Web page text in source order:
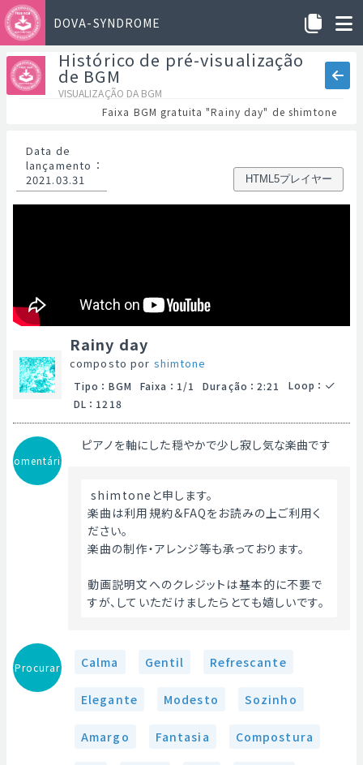
DOVA-SYNDROME
Histórico de pré-visualização
de BGM
VISUALIZAÇÃO DA BGM
Faixa BGM gratuita "Rainy day" de shimtone
Data de
lançamento ：
2021.03.31
HTML5プレイヤー
Rainy day
composto por shimtone
Tipo ： BGM Faixa ： 1/1 Duração ： 2:21 Loop ：
DL ： 1218
Comentário
ピアノを軸にした穏やかで少し寂し気な楽曲です
shimtoneと申します。
楽曲は利用規約＆FAQをお読みの上ご利用く
ださい。
楽曲の制作・アレンジ等も承っております。
動画説明文へのクレジットは基本的に不要で
すが、していただけましたらとても嬉しいです。
Procurar Calma Gentil Refrescante
Elegante Modesto Sozinho
Amargo Fantasia Compostura